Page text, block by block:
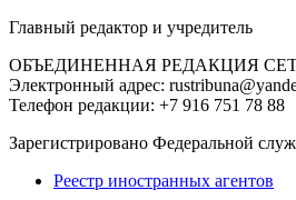
Главный редактор и учредитель
ОБЪЕДИНЕННАЯ РЕДАКЦИЯ
Электронный адрес:
Телефон редакции: +7 916 751 78 88
Зарегистрировано Федеральной
Реестр иностранных агентов